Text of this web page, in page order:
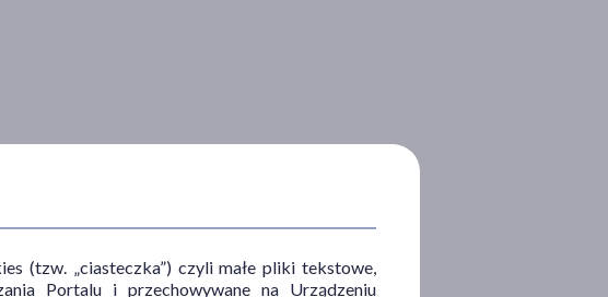
(tzw. „ciasteczka”) czyli małe pliki tekstowe,
Portalu i przechowywane na Urządzeniu